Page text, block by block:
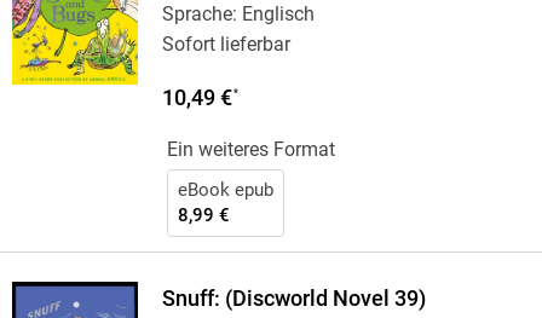
Sprache: Englisch
Sofort lieferbar
10,49 €*
Ein weiteres Format
eBook epub
8,99 €
Snuff: (Discworld Novel 39)